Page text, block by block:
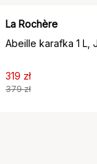
La Rochère
Abeille karafka 1 L,
319 zł
379 zł